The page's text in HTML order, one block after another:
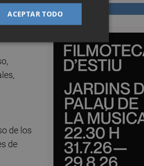
a
de los
de
ACEPTAR TODO